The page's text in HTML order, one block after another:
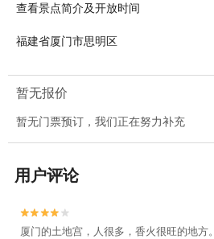
查看景点简介及开放时间
福建省厦门市思明区
暂无报价
暂无门票预订，我们正在努力补充
用户评论


厦门的土地宫，人很多，香火很旺的地方。